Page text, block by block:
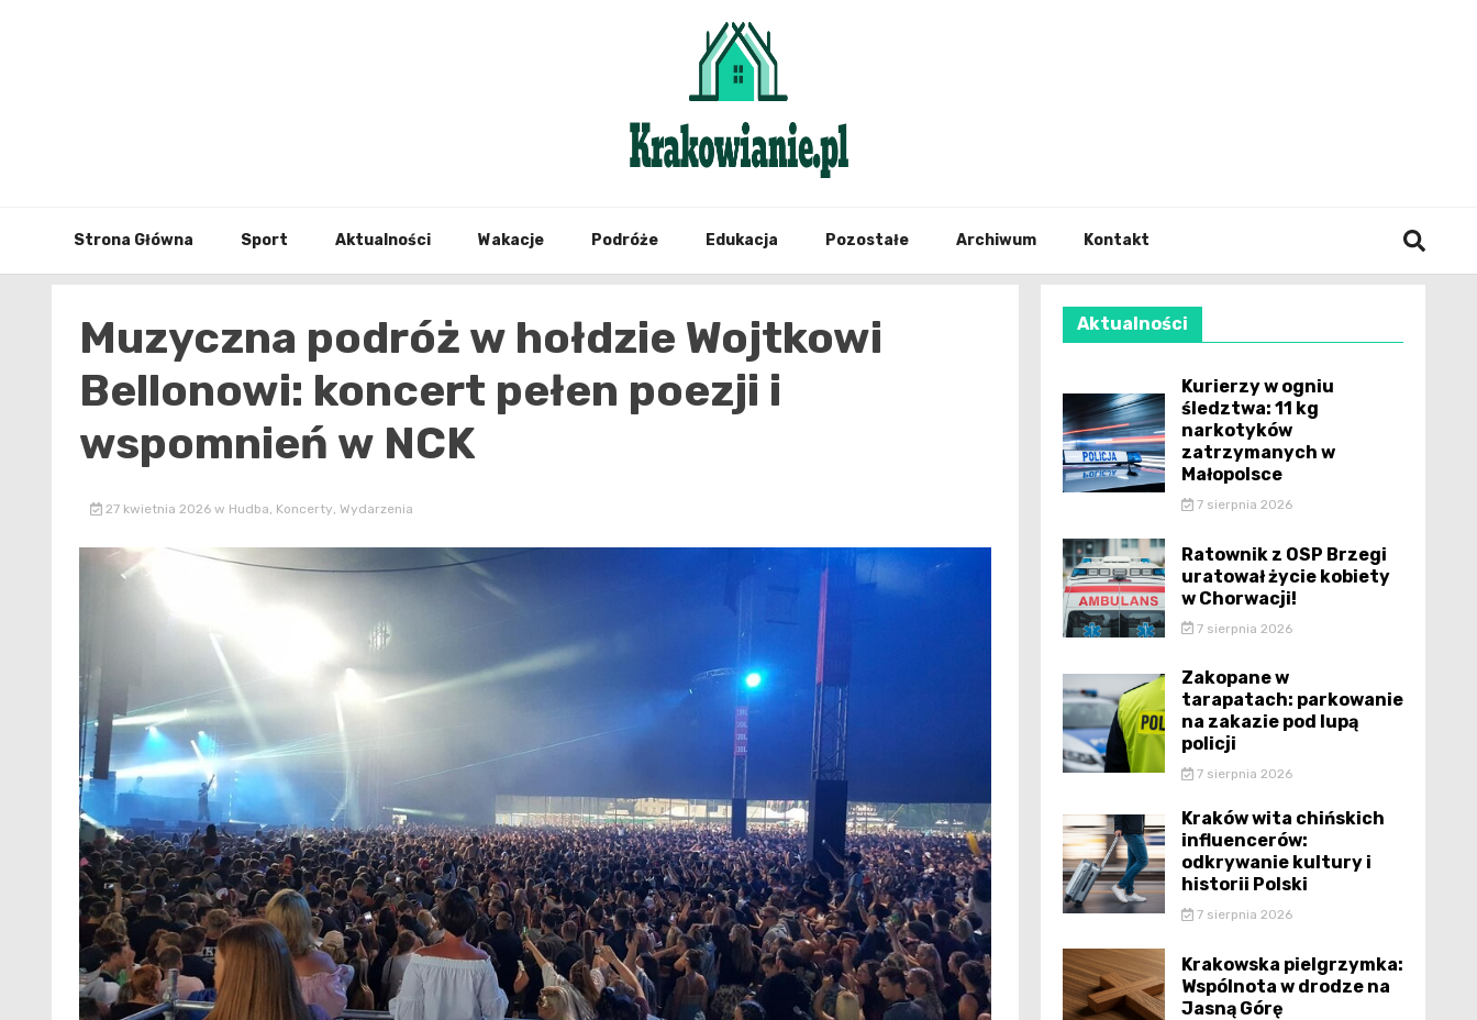
Strona Główna Sport Aktualności Wakacje Podróże Edukacja Pozostałe Archiwum Kontakt
Muzyczna podróż w hołdzie Wojtkowi
Bellonowi: koncert pełen poezji i
wspomnień w NCK
27 kwietnia 2026 w Hudba, Koncerty, Wydarzenia
Aktualności
Kurierzy w ogniu
śledztwa: 11 kg
narkotyków
zatrzymanych w
Małopolsce
7 sierpnia 2026
Ratownik z OSP Brzegi
uratował życie kobiety
w Chorwacji!
7 sierpnia 2026
Zakopane w
tarapatach: parkowanie
na zakazie pod lupą
policji
7 sierpnia 2026
Kraków wita chińskich
influencerów:
odkrywanie kultury i
historii Polski
7 sierpnia 2026
Krakowska pielgrzymka:
Wspólnota w drodze na
Jasną Górę